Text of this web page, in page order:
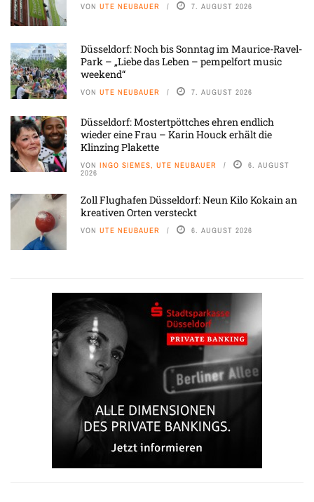
VON UTE NEUBAUER 7. AUGUST 2026
Düsseldorf: Noch bis Sonntag im Maurice-Ravel-
Park – „Liebe das Leben – pempelfort music
weekend“
VON UTE NEUBAUER 7. AUGUST 2026
Düsseldorf: Mostertpöttches ehren endlich
wieder eine Frau – Karin Houck erhält die
Klinzing Plakette
VON INGO SIEMES, UTE NEUBAUER 6. AUGUST
2026
Zoll Flughafen Düsseldorf: Neun Kilo Kokain an
kreativen Orten versteckt
VON UTE NEUBAUER 6. AUGUST 2026